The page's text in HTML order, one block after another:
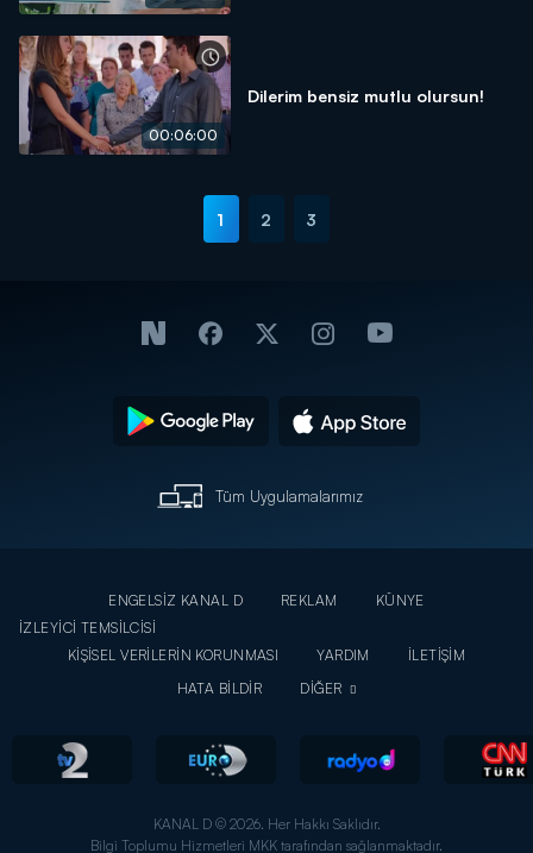
00:06:00
Dilerim bensiz mutlu olursun!
1 2 3
Tüm Uygulamalarımız
ENGELSİZ KANAL D REKLAM
KÜNYE
İZLEYİCİ TEMSİLCİSİ
KİŞİSEL VERİLERİN KORUNMASI
YARDIM
İLETİŞİM
HATA BİLDİR
DİĞER
KANAL D © 2026. Her Hakkı Saklıdır.
Bilgi Toplumu Hizmetleri MKK tarafından sağlanmaktadır.